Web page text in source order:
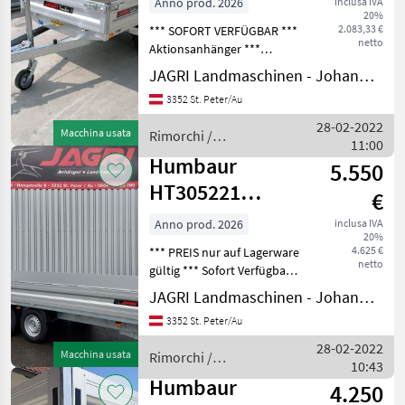
Macchina usata
1.500kg **
2,30m x 1,40m
20%
2.083,33 €
netto
*** SOFORT VERFÜGBAR ***
Aktionsanhänger ***
Einachsanhänger Humbaur
HU 152314 gebremst, ***
Optionales Zubehör wie
Flachplane, Gitteraufsatz,
JAGRI Landmaschinen - Johannes Amesbichler
3352 St. Peter/Au
Rimorchi /
Humbaur
28-02-2022
11:00
Macchina usata
Humbaur
HT305221
Hochlader **
3.000kg **
5,22m x 2,07m
5.550
€
inclusa IVA
20%
4.625 €
netto
Anno prod. 2026
*** PREIS nur auf Lagerware
gültig *** Sofort Verfügbar
*** Hochlader Humbaur HT
305221, 5220 x 2070 x 350
mm, 3000 kg GG, Räder 14
Eloxiert, 4-S
JAGRI Landmaschinen - Johannes Amesbichler
3352 St. Peter/Au
Rimorchi /
Humbaur
28-02-2022
10:43
Humbaur
4.250